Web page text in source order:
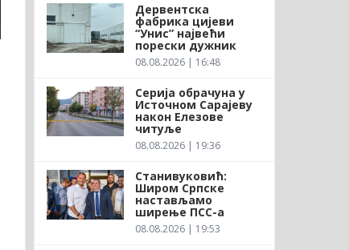
Дервентска
фабрика цијеви
“Унис” највећи
порески дужник
08.08.2026 | 16:48
Серија обрачуна у
Источном Сарајеву
након Елезове
читуље
08.08.2026 | 19:36
Станивуковић:
Широм Српске
настављамо
ширење ПСС-а
08.08.2026 | 19:53